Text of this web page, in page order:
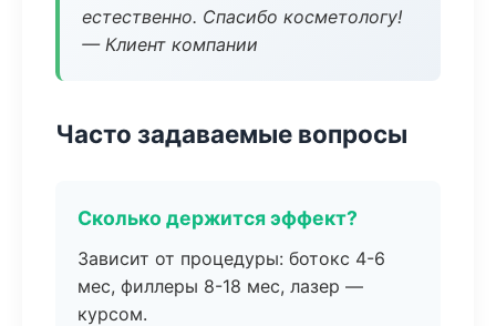
естественно. Спасибо косметологу!
— Клиент компании
Часто задаваемые вопросы
Сколько держится эффект?
Зависит от процедуры: ботокс 4-6
мес, филлеры 8-18 мес, лазер —
курсом.